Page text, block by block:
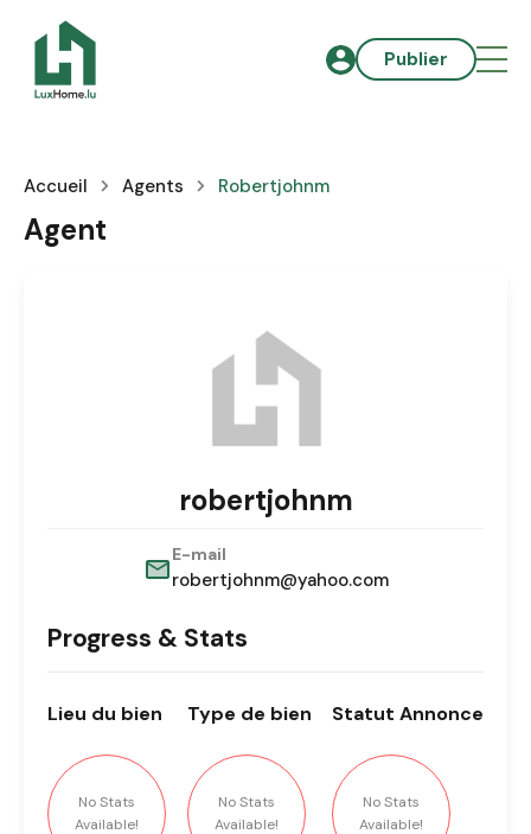
Publier
Accueil Agents Robertjohnm
Agent
robertjohnm
E-mail
robertjohnm@yahoo.com
Progress & Stats
Lieu du bien
No Stats
Available!
Type de bien
No Stats
Available!
Statut Annonce
No Stats
Available!